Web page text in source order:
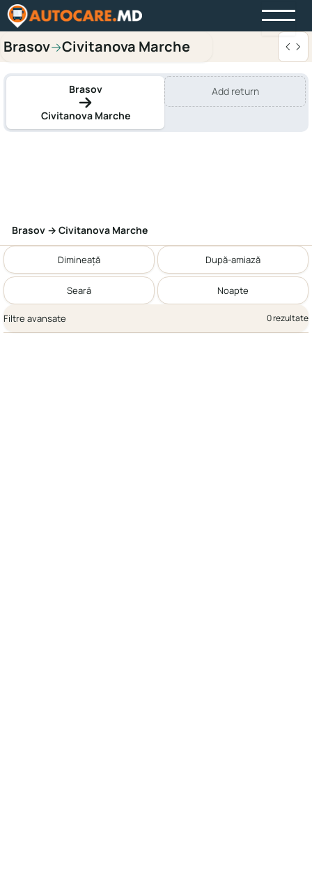
Brasov→Civitanova Marche
Brasov
Civitanova Marche
Add return
Brasov → Civitanova Marche
Dimineață După-amiază
Seară Noapte
Filtre avansate 0 rezultate